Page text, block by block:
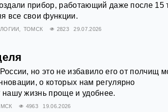
прибор, работающий даже после 15
все свои функции.
ТОМСК 2823 29.07.2026
но это не избавило его от полчищ
о которых нам регулярно
нашу жизнь проще и удобнее.
4963 19.06.2026